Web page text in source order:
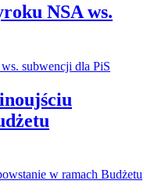
NSA ws.